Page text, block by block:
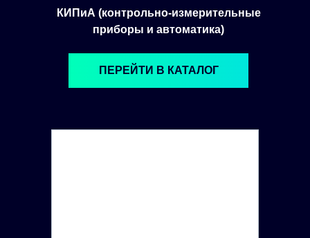
КИПиА (контрольно-измерительные
приборы и автоматика)
ПЕРЕЙТИ В КАТАЛОГ